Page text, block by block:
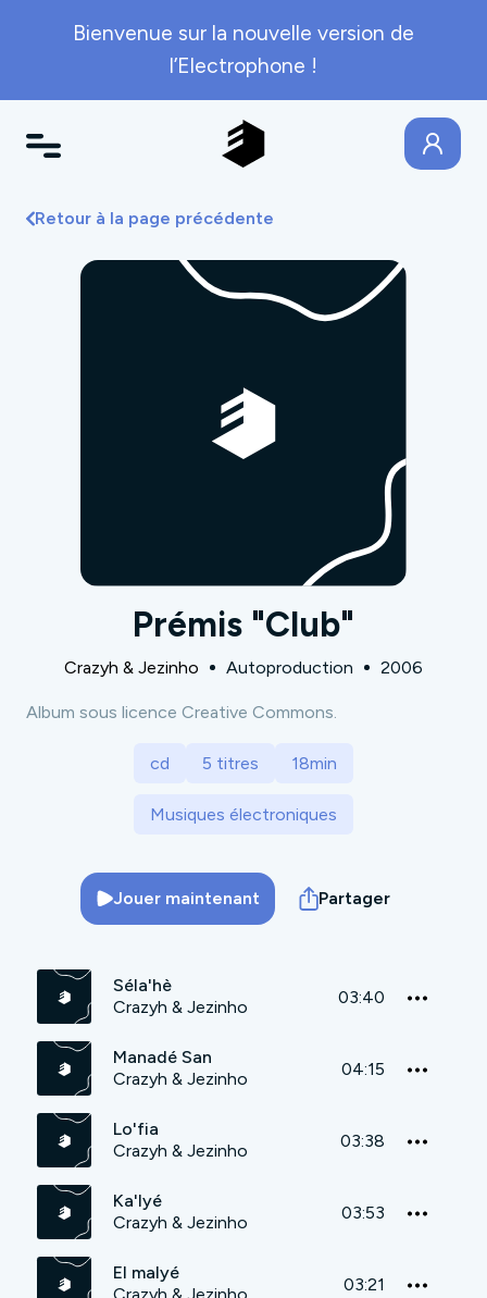
Bienvenue sur la nouvelle version de
l’Electrophone !
Retour à la page précédente
Prémis "Club"
Crazyh & Jezinho Autoproduction 2006
Album sous licence Creative Commons.
cd 5 titres 18min
Musiques électroniques
Jouer maintenant Partager
Séla'hè
Crazyh & Jezinho
03:40
Manadé San
Crazyh & Jezinho
04:15
Lo'fia
Crazyh & Jezinho
03:38
Ka'lyé
Crazyh & Jezinho
03:53
El malyé
03:21